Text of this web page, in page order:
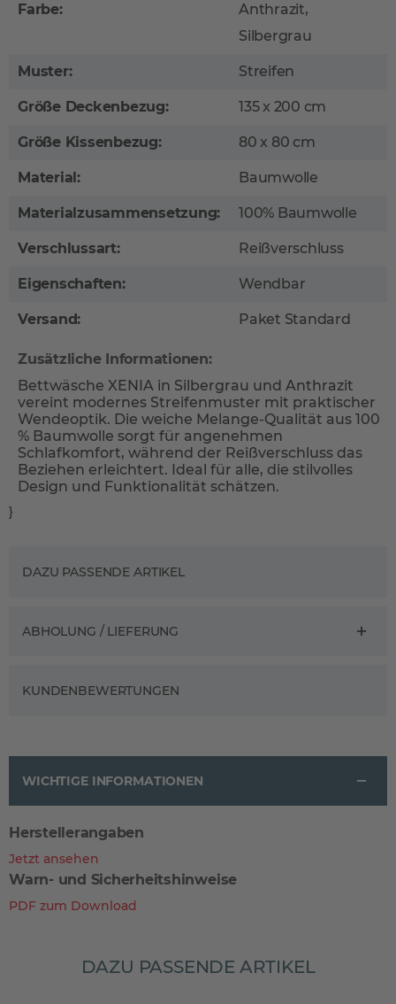
Farbe:
Anthrazit,
Silbergrau
Muster: Streifen
Größe Deckenbezug: 135 x 200 cm
Größe Kissenbezug: 80 x 80 cm
Material: Baumwolle
Materialzusammensetzung: 100% Baumwolle
Verschlussart: Reißverschluss
Eigenschaften: Wendbar
Versand: Paket Standard
Zusätzliche Informationen:
Bettwäsche XENIA in Silbergrau und Anthrazit
vereint modernes Streifenmuster mit praktischer
Wendeoptik. Die weiche Melange-Qualität aus 100
% Baumwolle sorgt für angenehmen
Schlafkomfort, während der Reißverschluss das
Beziehen erleichtert. Ideal für alle, die stilvolles
Design und Funktionalität schätzen.
}
DAZU PASSENDE ARTIKEL
ABHOLUNG / LIEFERUNG
KUNDENBEWERTUNGEN
WICHTIGE INFORMATIONEN
Herstellerangaben
Jetzt ansehen
Warn- und Sicherheitshinweise
PDF zum Download
DAZU PASSENDE ARTIKEL